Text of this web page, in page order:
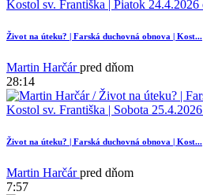
14
Život na úteku? | Farská duchovná obnova | Kost...
Martin Harčárpred dňom
28:14
Život na úteku? | Farská duchovná obnova | Kost...
Martin Harčárpred dňom
7:57